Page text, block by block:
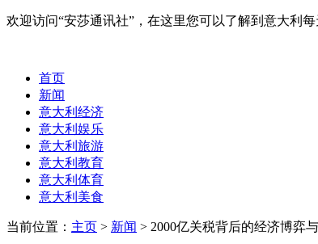
欢迎访问“安莎通讯社”，在这里您可以了解到意大利
首页
新闻
意大利经济
意大利娱乐
意大利旅游
意大利教育
意大利体育
意大利美食
当前位置： 主页 > 新闻 > 2000亿关税背后的经济博弈